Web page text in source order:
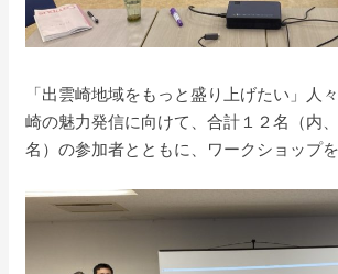
「出雲崎地域をもっと盛り上げたい」人
崎の魅力発信に向けて、合計１２名（内
名）の参加者とともに、ワークショップ